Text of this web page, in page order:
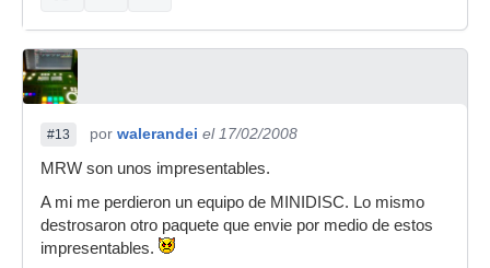
#13 por walerandei el 17/02/2008
MRW son unos impresentables.
A mi me perdieron un equipo de MINIDISC. Lo mismo
destrosaron otro paquete que envie por medio de estos
impresentables.